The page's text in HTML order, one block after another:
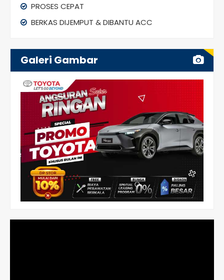
PROSES CEPAT
BERKAS DIJEMPUT & DIBANTU ACC
Galeri Gambar